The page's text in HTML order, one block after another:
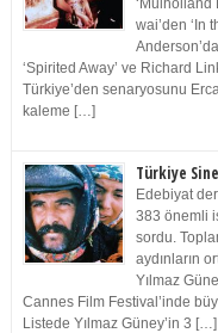
‘Mulholland
wai’den ‘In
‘Spirited Away’ ve Richard
Türkiye’den senaryosunu
kaleme […]
Türkiye
Edebiyat
383 önemli
sordu.
aydınların
Yılmaz
Cannes Film Festival’inde
Listede Yılmaz Güney’in 3 […]